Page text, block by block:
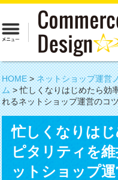
HOME>ネットショップ運営
ム>忙しくなりはじめたら効
れるネットショップ運営のコ
忙しくなりは
ピタリティを
ットショップ